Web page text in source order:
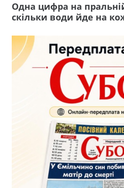
Одна цифра на
скільки води йде на